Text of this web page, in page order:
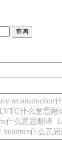
reconstruction
LVTC什么意思翻
什么意思翻译
volumes什么意